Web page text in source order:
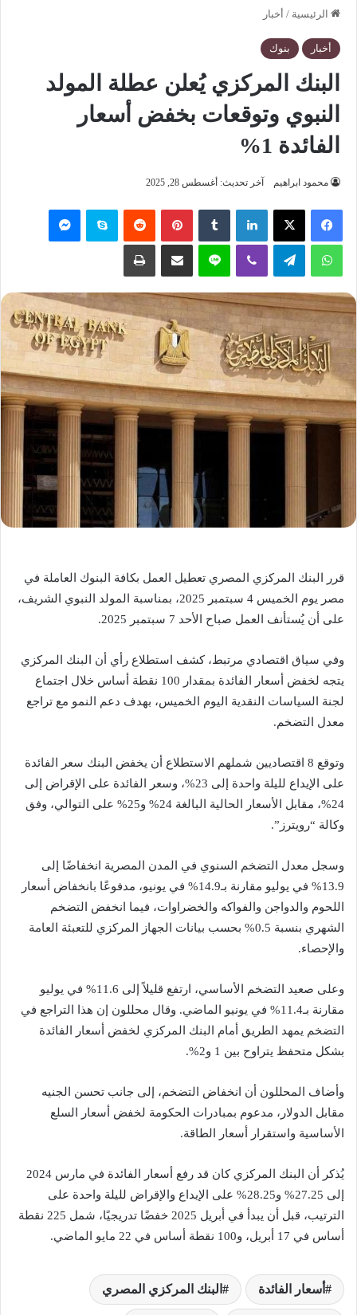
الرئيسية / أخبار
أخبار بنوك
البنك المركزي يُعلن عطلة المولد
النبوي وتوقعات بخفض أسعار
الفائدة 1%
محمود ابراهيم آخر تحديث: أغسطس 28, 2025
فيسبوك ‫X لينكدإن بينتيريست سكايب
واتساب تيلقرام لاين
قرر البنك المركزي المصري تعطيل العمل بكافة البنوك العاملة في
مصر يوم الخميس 4 سبتمبر 2025، بمناسبة المولد النبوي الشريف،
على أن يُستأنف العمل صباح الأحد 7 سبتمبر 2025.
وفي سياق اقتصادي مرتبط، كشف استطلاع رأي أن البنك المركزي
يتجه لخفض أسعار الفائدة بمقدار 100 نقطة أساس خلال اجتماع
لجنة السياسات النقدية اليوم الخميس، بهدف دعم النمو مع تراجع
معدل التضخم.
وتوقع 8 اقتصاديين شملهم الاستطلاع أن يخفض البنك سعر الفائدة
على الإيداع لليلة واحدة إلى 23%، وسعر الفائدة على الإقراض إلى
24%، مقابل الأسعار الحالية البالغة 24% و25% على التوالي، وفق
وكالة “رويترز”.
وسجل معدل التضخم السنوي في المدن المصرية انخفاضًا إلى
13.9% في يوليو مقارنة بـ14.9% في يونيو، مدفوعًا بانخفاض أسعار
اللحوم والدواجن والفواكه والخضراوات، فيما انخفض التضخم
الشهري بنسبة 0.5% بحسب بيانات الجهاز المركزي للتعبئة العامة
والإحصاء.
وعلى صعيد التضخم الأساسي، ارتفع قليلاً إلى 11.6% في يوليو
مقارنة بـ11.4% في يونيو الماضي. وقال محللون إن هذا التراجع في
التضخم يمهد الطريق أمام البنك المركزي لخفض أسعار الفائدة
بشكل متحفظ يتراوح بين 1 و2%.
وأضاف المحللون أن انخفاض التضخم، إلى جانب تحسن الجنيه
مقابل الدولار، مدعوم بمبادرات الحكومة لخفض أسعار السلع
الأساسية واستقرار أسعار الطاقة.
يُذكر أن البنك المركزي كان قد رفع أسعار الفائدة في مارس 2024
إلى 27.25% و28.25% على الإيداع والإقراض لليلة واحدة على
الترتيب، قبل أن يبدأ في أبريل 2025 خفضًا تدريجيًا، شمل 225 نقطة
أساس في 17 أبريل، و100 نقطة أساس في 22 مايو الماضي.
أسعار الفائدة البنك المركزي المصري